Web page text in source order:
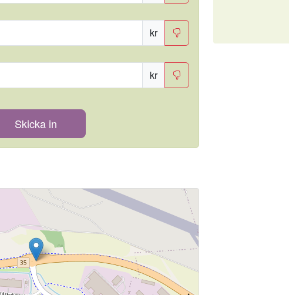
kr
kr
Skicka in